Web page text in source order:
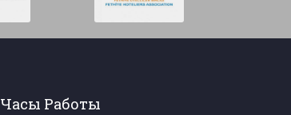
Часы Работы